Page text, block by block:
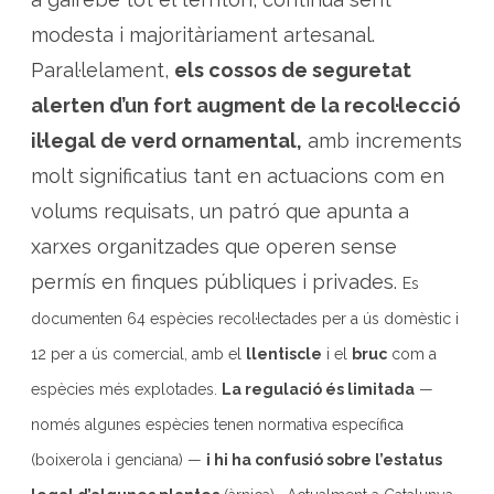
r
n
u
s
modesta i majoritàriament artesanal.
Paral·lelament, els cossos de seguretat
alerten d’un fort augment de la recol·lecció
il·legal de verd ornamental, amb increments
molt significatius tant en actuacions com en
volums requisats, un patró que apunta a
xarxes organitzades que operen sense
permís en finques públiques i privades. Es
documenten 64 espècies recol·lectades per a ús domèstic i
12 per a ús comercial, amb el
llentiscle i el bruc com a
espècies més explotades.
La regulació és limitada —
només algunes espècies tenen normativa específica
(boixerola i genciana) — i hi ha confusió sobre l’estatus